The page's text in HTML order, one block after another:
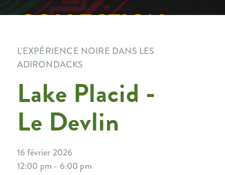
L'EXPÉRIENCE NOIRE DANS LES
ADIRONDACKS
Lake Placid -
Le Devlin
16 février 2026
12:00 pm - 6:00 pm